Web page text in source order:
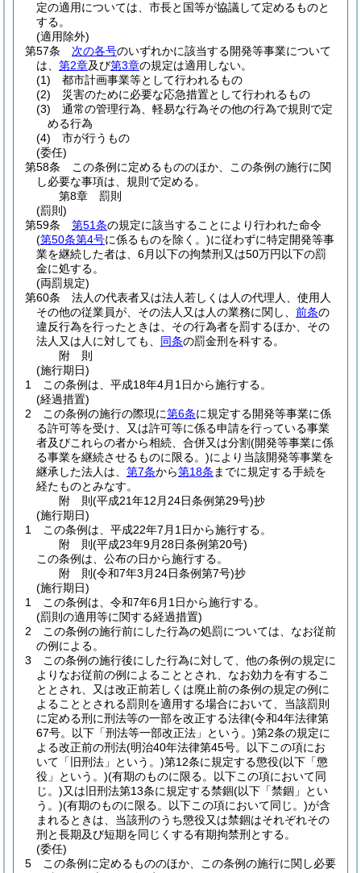
定の適用については、市長と国等が協議して定めるものと
する。
(適用除外)
第57条
次の各号のいずれかに該当する開発等事業について
は、 第2章及び第3章の規定は適用しない。
(1)
都市計画事業等として行われるもの
(2)
災害のために必要な応急措置として行われるもの
(3)
通常の管理行為、軽易な行為その他の行為で規則で定
める行為
(4)
市が行うもの
(委任)
第58条
この条例に定めるもののほか、この条例の施行に関
し必要な事項は、規則で定める。
第8章
罰則
(罰則)
第59条
第51条の規定に該当することにより行われた命令
(第50条第4号に係るものを除く。)に従わずに特定開発等事
業を継続した者は、6月以下の拘禁刑又は50万円以下の罰
金に処する。
(両罰規定)
第60条
法人の代表者又は法人若しくは人の代理人、使用人
その他の従業員が、その法人又は人の業務に関し、 前条の
違反行為を行ったときは、その行為者を罰するほか、その
法人又は人に対しても、 同条の罰金刑を科する。
附 則
(施行期日)
1
この条例は、平成18年4月1日から施行する。
(経過措置)
2
この条例の施行の際現に第6条に規定する開発等事業に係
る許可等を受け、又は許可等に係る申請を行っている事業
者及びこれらの者から相続、合併又は分割(開発等事業に係
る事業を継続させるものに限る。)により当該開発等事業を
継承した法人は、 第7条から第18条 までに規定する手続を
経たものとみなす。
附 則(平成21年12月24日条例第29号)抄
(施行期日)
1
この条例は、平成22年7月1日から施行する。
附 則(平成23年9月28日条例第20号)
この条例は、公布の日から施行する。
附 則(令和7年3月24日条例第7号)抄
(施行期日)
1
この条例は、令和7年6月1日から施行する。
(罰則の適用等に関する経過措置)
2
この条例の施行前にした行為の処罰については、なお従前
の例による。
3
この条例の施行後にした行為に対して、他の条例の規定に
よりなお従前の例によることとされ、なお効力を有するこ
ととされ、又は改正前若しくは廃止前の条例の規定の例に
よることとされる罰則を適用する場合において、当該罰則
に定める刑に刑法等の一部を改正する法律(令和4年法律第
67号。以下「刑法等一部改正法」という。)第2条の規定に
よる改正前の刑法(明治40年法律第45号。以下この項にお
いて「旧刑法」という。)第12条に規定する懲役(以下「懲
役」という。)(有期のものに限る。以下この項において同
じ。)又は旧刑法第13条に規定する禁錮(以下「禁錮」とい
う。)(有期のものに限る。以下この項において同じ。)が含
まれるときは、当該刑のうち懲役又は禁錮はそれぞれその
刑と長期及び短期を同じくする有期拘禁刑とする。
(委任)
5
この条例に定めるもののほか、この条例の施行に関し必要